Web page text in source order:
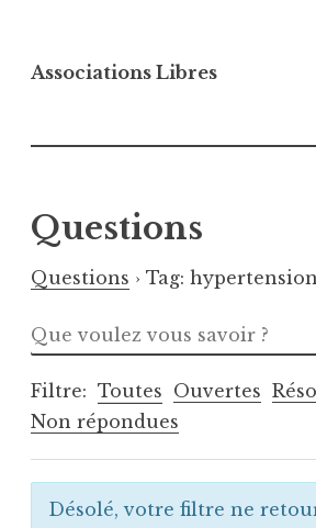
au
Associations Libres
Questions
Questions › Tag: hypertension
Filtre: Toutes Ouvertes
Non répondues
Désolé, votre filtre ne